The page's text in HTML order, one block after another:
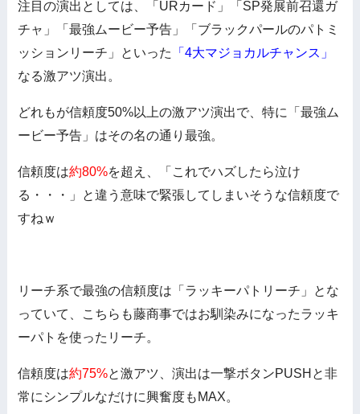
注目の演出としては、「URカード」「SP発展前召還ガ
チャ」「最強ムービー予告」「ブラックパールのパトミ
ッションリーチ」といった
「4大マジョカルチャンス」
なる激アツ演出。
どれもが信頼度50%以上の激アツ演出で、特に「最強ム
ービー予告」はその名の通り最強。
信頼度は約80%を超え、「これでハズしたら泣け
る・・・」と違う意味で緊張してしまいそうな信頼度で
すねｗ
リーチ系で最強の信頼度は「ラッキーパトリーチ」とな
っていて、こちらも藤商事ではお馴染みになったラッキ
ーパトを使ったリーチ。
信頼度は約75%と激アツ、演出は一撃ボタンPUSHと非
常にシンプルなだけに興奮度もMAX。